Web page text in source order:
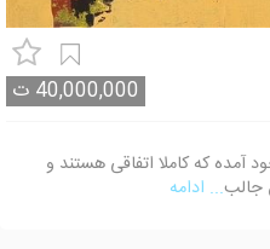
40,000,000 ت
آمده که کاملا اتفاقی هستند و
جالب... ادامه